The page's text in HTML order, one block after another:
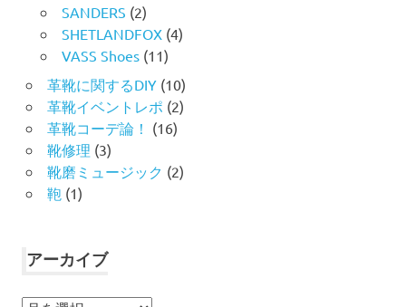
SANDERS (2)
SHETLANDFOX(4)
VASS Shoes(11)
革靴に関するDIY(10)
革靴イベントレポ (2)
革靴コーデ論！ (16)
靴修理 (3)
靴磨ミュージック (2)
鞄 (1)
アーカイブ